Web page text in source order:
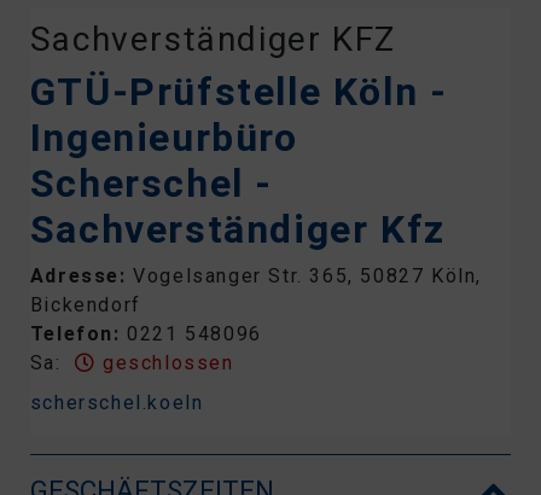
Sachverständiger KFZ
GTÜ-Prüfstelle Köln -
Ingenieurbüro
Scherschel -
Sachverständiger Kfz
Adresse:Vogelsanger Str. 365, 50827 Köln,
Bickendorf
Telefon: 0221 548096
Sa:
geschlossen
scherschel.koeln